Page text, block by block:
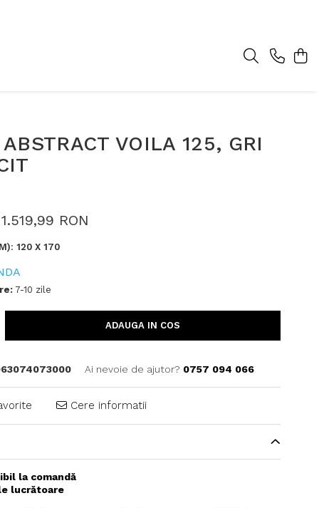
VOILA 125, GRI
1.519,99 RON
: 120 X 170
7-10 zile
ADAUGA IN COS
Ai nevoie de ajutor? 0757 094 066
Cere informatii
la comandă
lucrătoare